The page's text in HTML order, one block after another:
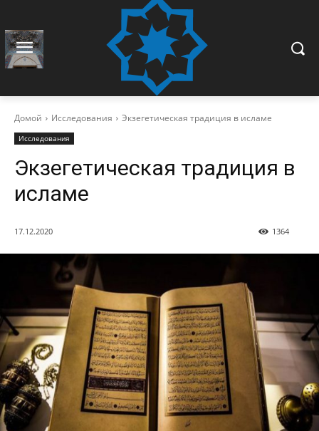
Домой Исследования Экзегетическая традиция в исламе
Исследования
Экзегетическая традиция в
исламе
17.12.2020 1364